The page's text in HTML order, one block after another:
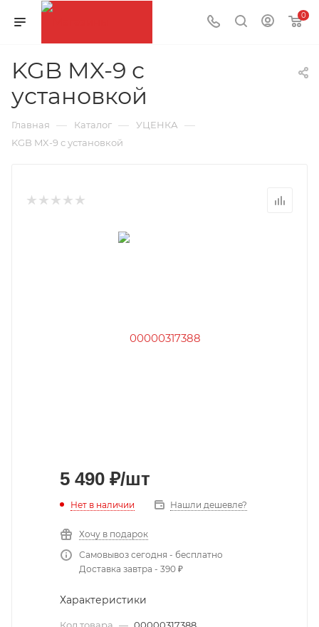
0
KGB MX-9 с
установкой
Главная — Каталог — УЦЕНКА —
KGB MX-9 с установкой
5 490 ₽/шт
Нет в наличии Нашли дешевле?
Хочу в подарок
Самовывоз сегодня - бесплатно
Доставка завтра - 390 ₽
Характеристики